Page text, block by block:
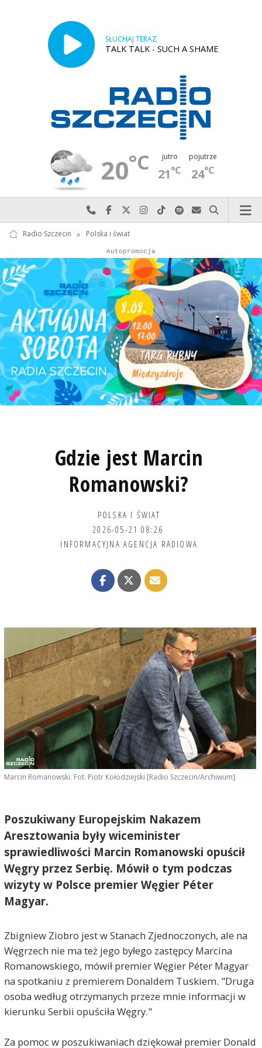
SŁUCHAJ TERAZ
TALK TALK - SUCH A SHAME
20°C jutro
21°C
pojutrze
24°C
Najlepiej po prostu do nas zadzwoń
Odwiedź nas na Facebook-u
Odwiedź nas na X
Odwiedź nas na Instagram-ie
Odwiedź nas na TikTok-u
Szukaj nas na Spotify
Wyślij do nas
Szukaj
Radio Szczecin » Polska i świat
Autopromocja
Autopromocja
Gdzie jest Marcin
Romanowski?
POLSKA I ŚWIAT
2026-05-21 08:26
INFORMACYJNA AGENCJA RADIOWA
Marcin Romanowski. Fot. Piotr Kołodziejski [Radio Szczecin/Archiwum]
Poszukiwany Europejskim Nakazem
Aresztowania były wiceminister
sprawiedliwości Marcin Romanowski opuścił
Węgry przez Serbię. Mówił o tym podczas
wizyty w Polsce premier Węgier Péter
Magyar.
Zbigniew Ziobro jest w Stanach Zjednoczonych, ale na
Węgrzech nie ma też jego byłego zastępcy Marcina
Romanowskiego, mówił premier Węgier Péter Magyar
na spotkaniu z premierem Donaldem Tuskiem. "Druga
osoba według otrzymanych przeze mnie informacji w
kierunku Serbii opuściła Węgry."
Za pomoc w poszukiwaniach dziękował premier Donald